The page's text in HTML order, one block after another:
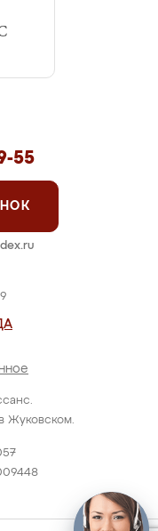
Жуковском.
55